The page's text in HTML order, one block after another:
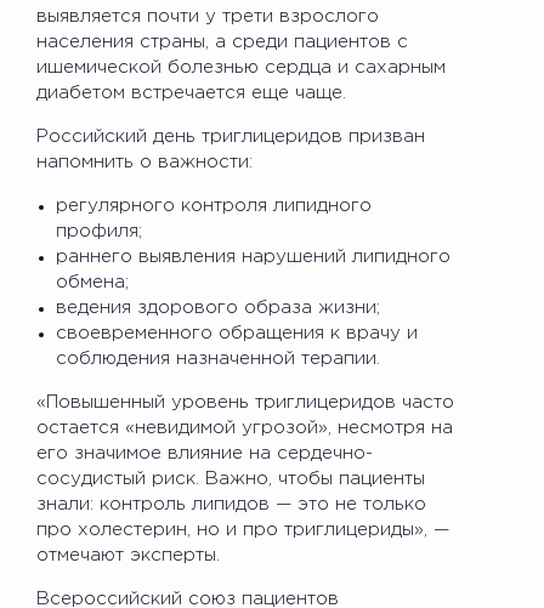
выявляется почти у трети взрослого
населения страны, а среди пациентов с
ишемической болезнью сердца и сахарным
диабетом встречается еще чаще.
Российский день триглицеридов призван
напомнить о важности:
регулярного контроля липидного
профиля;
раннего выявления нарушений липидного
обмена;
ведения здорового образа жизни;
своевременного обращения к врачу и
соблюдения назначенной терапии.
«Повышенный уровень триглицеридов часто
остается «невидимой угрозой», несмотря на
его значимое влияние на сердечно-
сосудистый риск. Важно, чтобы пациенты
знали: контроль липидов — это не только
про холестерин, но и про триглицериды», —
отмечают эксперты.
Всероссийский союз пациентов